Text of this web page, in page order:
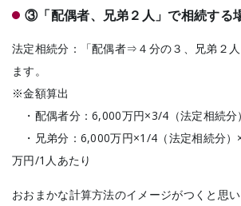
③「配偶者、兄弟２人」で相続する
法定相続分：「配偶者⇒４分の３、兄弟２
ます。
※金額算出
・配偶者分：6,000万円×3/4（法定相続分
・兄弟分：6,000万円×1/4（法定相続分
万円/1人あたり
おおまかな計算方法のイメージがつくと思い